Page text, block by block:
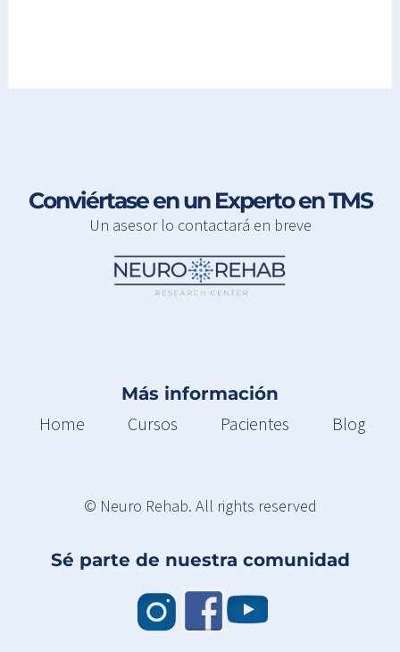
Conviértase en un Experto en TMS
Un asesor lo contactará en breve
Más información
Home
Cursos Pacientes Blog
© Neuro Rehab. All rights reserved
Sé parte de nuestra comunidad